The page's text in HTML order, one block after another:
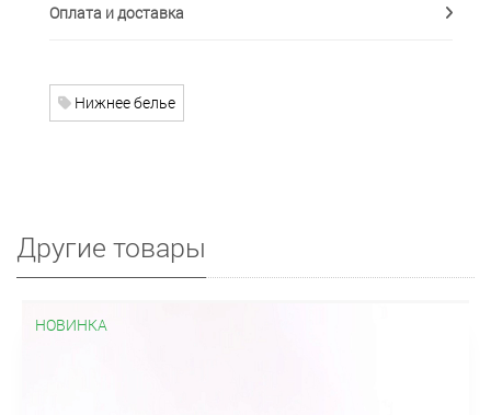
Оплата и доставка
Нижнее белье
Другие товары
НОВИНКА